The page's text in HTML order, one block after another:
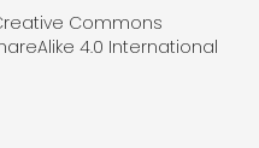
Commons
4.0 International